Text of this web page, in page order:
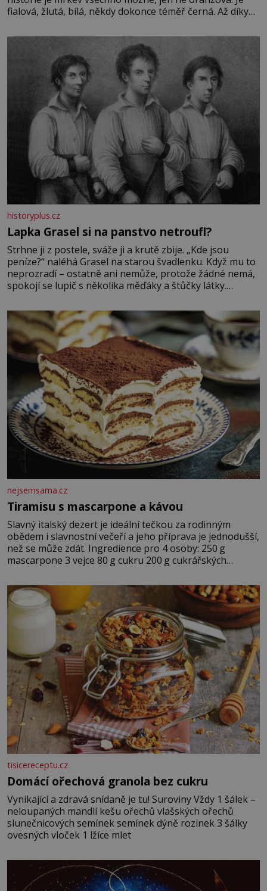
fialová, žlutá, bílá, někdy dokonce téměř černá. Až díky
bez které si českou zahradu ani nedokážeme představit.
historyplus.cz
Lapka Grasel si na panstvo netroufl?
Strhne ji z postele, sváže ji a krutě zbije. „Kde jsou
peníze?“ naléhá Grasel na starou švadlenku. Když mu to
neprozradí – ostatně ani nemůže, protože žádné nemá,
spokojí se lupič s několika měďáky a štůčky látky.
krutý. Jeho činy budí hrůzu ještě dlouho po jeho smrti
nejsemsama.cz
Tiramisu s mascarpone a kávou
Slavný italský dezert je ideální tečkou za rodinným
obědem i slavnostní večeří a jeho příprava je jednodušší,
než se může zdát. Ingredience pro 4 osoby: 250 g
mascarpone 3 vejce 80 g cukru 200 g cukrářských
posypání Postup: Oddělte žloutky od bílků. Žloutky
vyšlehejte s cukrem do světlé pěny a postupně do nich
vmíchejte mascarpone, aby vznikl hladký
tisicereceptu.cz
Domácí ořechová granola bez cukru
Vynikající a zdravá snídaně je tu! Suroviny Vždy 1 šálek –
neloupaných mandlí kešu ořechů vlašských ořechů
slunečnicových semínek semínek dýně rozinek 3 šálky
ovesných vloček 1 lžíce mlet